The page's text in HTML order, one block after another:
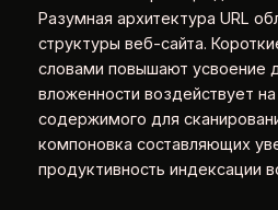
Разумная архитектура URL
структуры веб-сайта.
словами повышают усвоение
вложенности воздействует
содержимого для
компоновка составляющих
продуктивность индексации